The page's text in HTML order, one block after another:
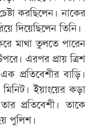
করছিলেন। নাকের
দিয়েছিলেন তিনি।
মাথা তুলতে পারেন
এরপর প্রায় ত্রিশ
প্রতিবেশীর বাড়ি।
ইয়াংয়ের কড়া
প্রতিবেশী। তাকে
পুলিশ।